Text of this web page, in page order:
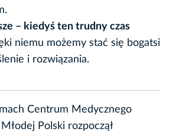
– kiedyś ten trudny czas
niemu możemy stać się bogatsi
i rozwiązania.
Centrum Medycznego
Polski rozpoczął